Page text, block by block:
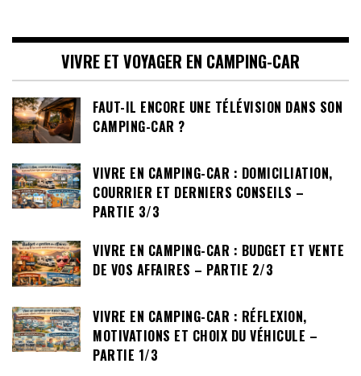
VIVRE ET VOYAGER EN CAMPING-CAR
FAUT-IL ENCORE UNE TÉLÉVISION DANS SON
CAMPING-CAR ?
VIVRE EN CAMPING-CAR : DOMICILIATION,
COURRIER ET DERNIERS CONSEILS –
PARTIE 3/3
VIVRE EN CAMPING-CAR : BUDGET ET VENTE
DE VOS AFFAIRES – PARTIE 2/3
VIVRE EN CAMPING-CAR : RÉFLEXION,
MOTIVATIONS ET CHOIX DU VÉHICULE –
PARTIE 1/3